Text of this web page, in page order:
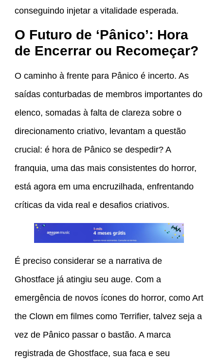
conseguindo injetar a vitalidade esperada.
O Futuro de ‘Pânico’: Hora
de Encerrar ou Recomeçar?
O caminho à frente para Pânico é incerto. As
saídas conturbadas de membros importantes do
elenco, somadas à falta de clareza sobre o
direcionamento criativo, levantam a questão
crucial: é hora de Pânico se despedir? A
franquia, uma das mais consistentes do horror,
está agora em uma encruzilhada, enfrentando
críticas da vida real e desafios criativos.
É preciso considerar se a narrativa de
Ghostface já atingiu seu auge. Com a
emergência de novos ícones do horror, como Art
the Clown em filmes como Terrifier, talvez seja a
vez de Pânico passar o bastão. A marca
registrada de Ghostface, sua faca e seu